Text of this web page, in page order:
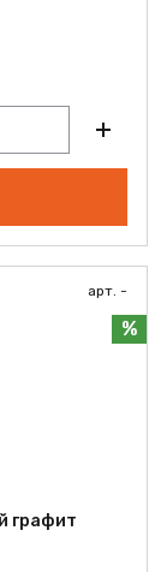
арт. -
%
графит